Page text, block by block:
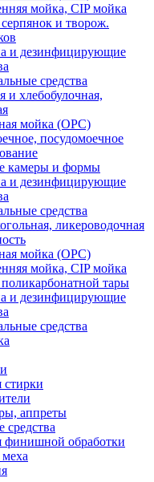
мойка, CIP мойка
и творож.
и дезинфицирующие
средства
и хлебобулочная,
мойка (ОРС)
посудомоечное
камеры и формы
и дезинфицирующие
средства
ликероводочная
мойка (ОРС)
мойка, CIP мойка
тары
и дезинфицирующие
средства
стирки
аппреты
средства
финишной обработки